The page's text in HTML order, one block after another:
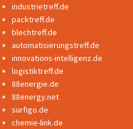
industrietreff.de
packtreff.de
blechtreff.de
automatisierungstreff.de
innovations-intelligenz.de
logistiktreff.de
88energie.de
88energy.net
surfigo.de
chemie-link.de